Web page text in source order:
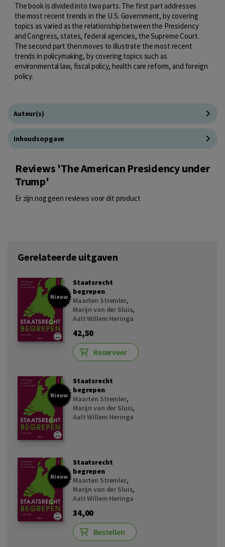
The book is divided into two parts. The first part addresses
the most recent trends in the U.S. Government, by covering
topics as varied as the relationship between the Presidency
and Congress, states, federal agencies, the Supreme Court.
The second part then moves to illustrate the most recent
trends in policy­making, by covering topics such as
environmental law, fiscal policy, health care reform, and foreign
policy.
Auteur(s)
Inhoudsopgave
Reviews 'The American Presidency under
Trump'
Er zijn nog geen reviews voor dit product
Gerelateerde uitgaven
Nieuw
Staatsrecht
begrepen
Maarten Stremler,
Marijn van der Sluis,
Aalt Willem Heringa
42,50
Reserveer
Nieuw
Staatsrecht
begrepen
Maarten Stremler,
Marijn van der Sluis,
Aalt Willem Heringa
Nieuw
Staatsrecht
begrepen
Maarten Stremler,
Marijn van der Sluis,
Aalt Willem Heringa
34,00
Bestellen